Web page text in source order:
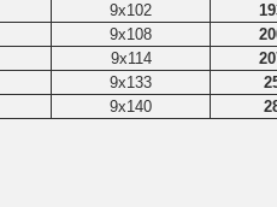
9x102
9x108
9x114
9x133
9x140